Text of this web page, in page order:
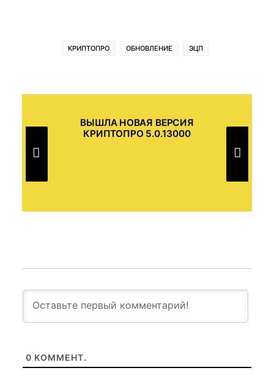
КРИПТОПРО ОБНОВЛЕНИЕ ЭЦП
ВЫШЛА НОВАЯ ВЕРСИЯ
КРИПТОПРО 5.0.13000
0 КОММЕНТ.